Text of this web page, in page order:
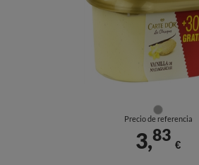
Precio de referencia
3,83
€